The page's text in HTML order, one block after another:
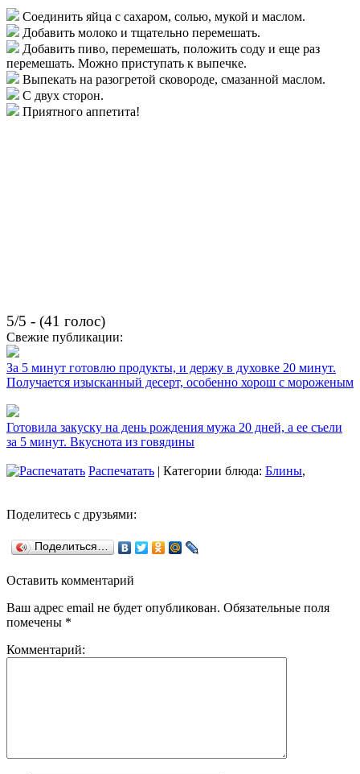
Соединить яйца с сахаром, солью, мукой и маслом.
Добавить молоко и тщательно перемешать.
Добавить пиво, перемешать, положить соду и еще раз
перемешать. Можно приступать к выпечке.
Выпекать на разогретой сковороде, смазанной маслом.
С двух сторон.
Приятного аппетита!
5/5 - (41 голос)
Свежие публикации:
За 5 минут готовлю продукты, и держу в духовке 20 минут.
Получается изысканный десерт, особенно хорош с мороженым
Готовила закуску на день рождения мужа 20 дней, а ее съели
за 5 минут. Вкуснота из говядины
Распечатать | Категории блюда: Блины,
Поделитесь с друзьями:
Поделиться…
Оставить комментарий
Ваш адрес email не будет опубликован. Обязательные поля
помечены *
Комментарий: